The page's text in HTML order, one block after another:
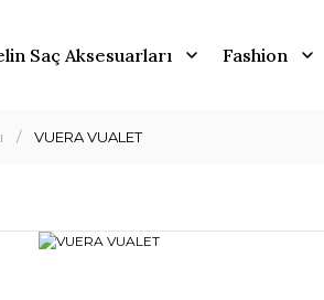
Saç Aksesuarları Fashion
VUERA VUALET